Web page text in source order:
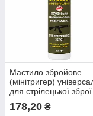
Мастило збройове
(мінітригер)
для стрілецької зброї
МАМО UWOIL-74 (без
аміаку та силікону)
178,20 ₴